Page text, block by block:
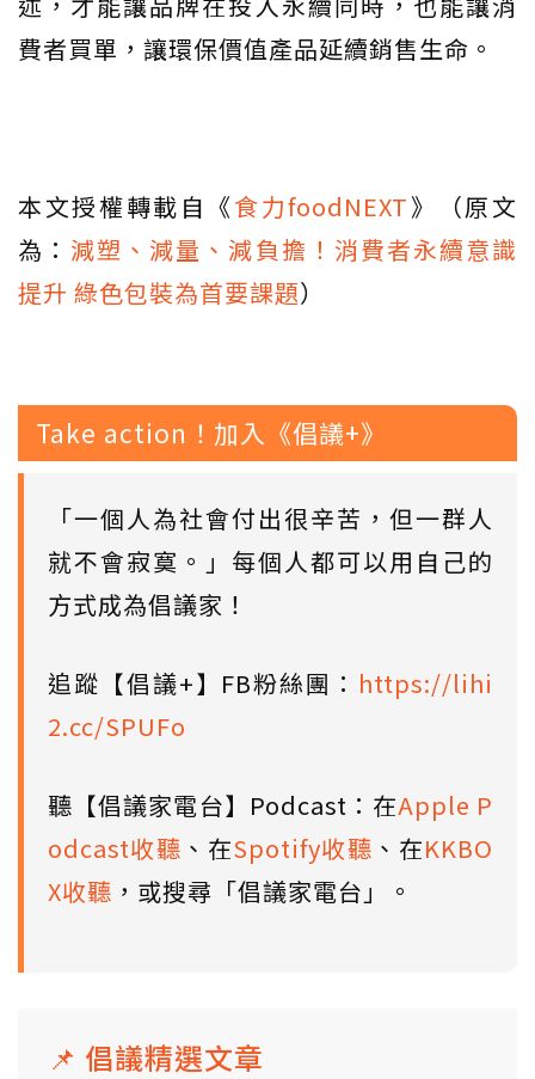
費者買單，讓環保價值產品延續銷售生命。
本文授權轉載自《食力foodNEXT》（原文
為： 減塑、減量、減負擔！消費者永續意識
提升 綠色包裝為首要課題）
Take action！加入《倡議+》
「一個人為社會付出很辛苦，但一群人
就不會寂寞。」每個人都可以用自己的
方式成為倡議家！
追蹤【倡議+】FB粉絲團： https://lihi
2.cc/SPUFo
聽【倡議家電台】Podcast：在Apple P
odcast收聽 、在Spotify收聽 、在KKBO
X收聽 ，或搜尋「倡議家電台」。
📌 倡議精選文章